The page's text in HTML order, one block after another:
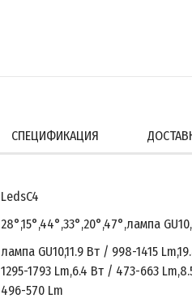
СПЕЦИФИКАЦИЯ
LedsC4
28°15°,44°,33°,20°,47°,лампа GU10,
лампа GU10,11.9 Вт / 998-1415 Lm
1295-1793 Lm,6.4 Вт / 473-663 Lm,
496-570 Lm